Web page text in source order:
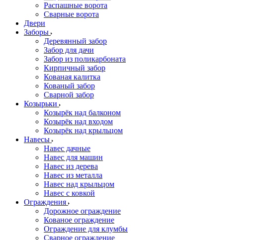
Распашные ворота
Сварные ворота
Двери
Заборы
Деревянный забор
Забор для дачи
Забор из поликарбоната
Кирпичный забор
Кованая калитка
Кованый забор
Сварной забор
Козырьки
Козырёк над балконом
Козырёк над входом
Козырёк над крыльцом
Навесы
Навес дачные
Навес для машин
Навес из дерева
Навес из металла
Навес над крыльцом
Навес с ковкой
Ограждения
Дорожное ограждение
Кованое ограждение
Ограждение для клумбы
Сварное ограждение